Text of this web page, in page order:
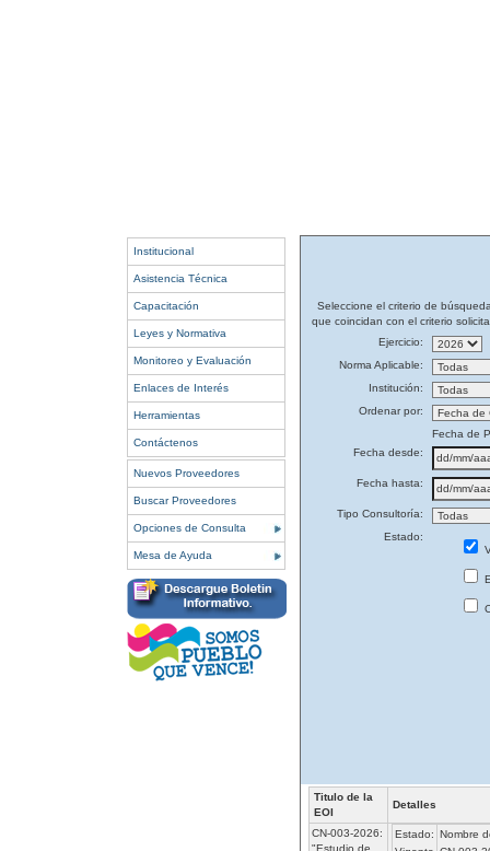
Institucional
Asistencia Técnica
Capacitación
Leyes y Normativa
Monitoreo y Evaluación
Enlaces de Interés
Herramientas
Contáctenos
Nuevos Proveedores
Buscar Proveedores
Opciones de Consulta
Mesa de Ayuda
Seleccione el criterio de
que coincidan con el criterio
Ejercicio:
Norma Aplicable:
Institución:
Ordenar por:
Fecha de
Fecha desde:
Fecha hasta:
Tipo Consultoría:
Estado:
Titulo de la
EOI
Detalles
CN-003-2026:
"Estudio de
Estado: Nombre